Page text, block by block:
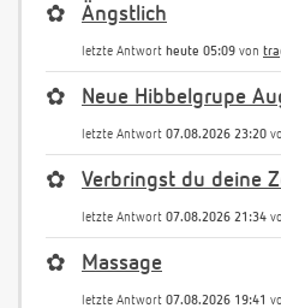
✿ Ängstlich
letzte Antwort heute 05:09 von
✿ Neue Hibbelgrupe
letzte Antwort 07.08.2026 23:20
✿ Verbringst du deine
letzte Antwort 07.08.2026 21:34
✿ Massage
letzte Antwort 07.08.2026 19:41